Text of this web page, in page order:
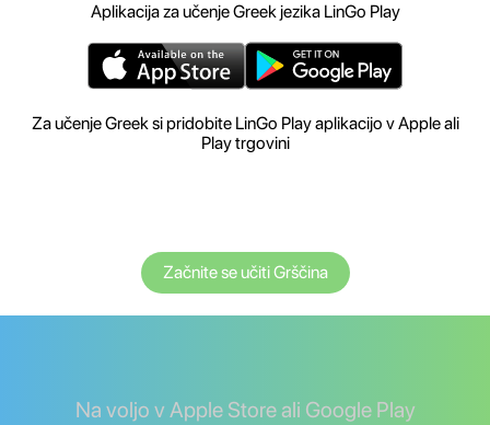
Aplikacija za učenje Greek jezika LinGo Play
Za učenje Greek si pridobite LinGo Play aplikacijo v Apple ali
Play trgovini
Začnite se učiti Grščina
Na voljo v Apple Store ali Google Play